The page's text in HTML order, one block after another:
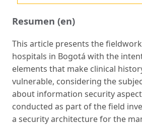
Resumen (en)
This article presents the
hospitals in Bogotá with the
elements that make clinical
vulnerable, considering the
about information security
conducted as part of the field
a security architecture for the